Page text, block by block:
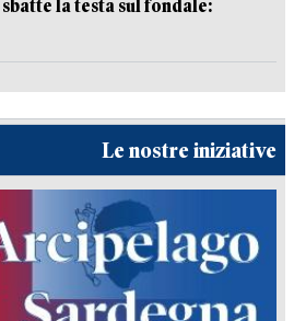
la testa sul fondale:
Le nostre iniziative